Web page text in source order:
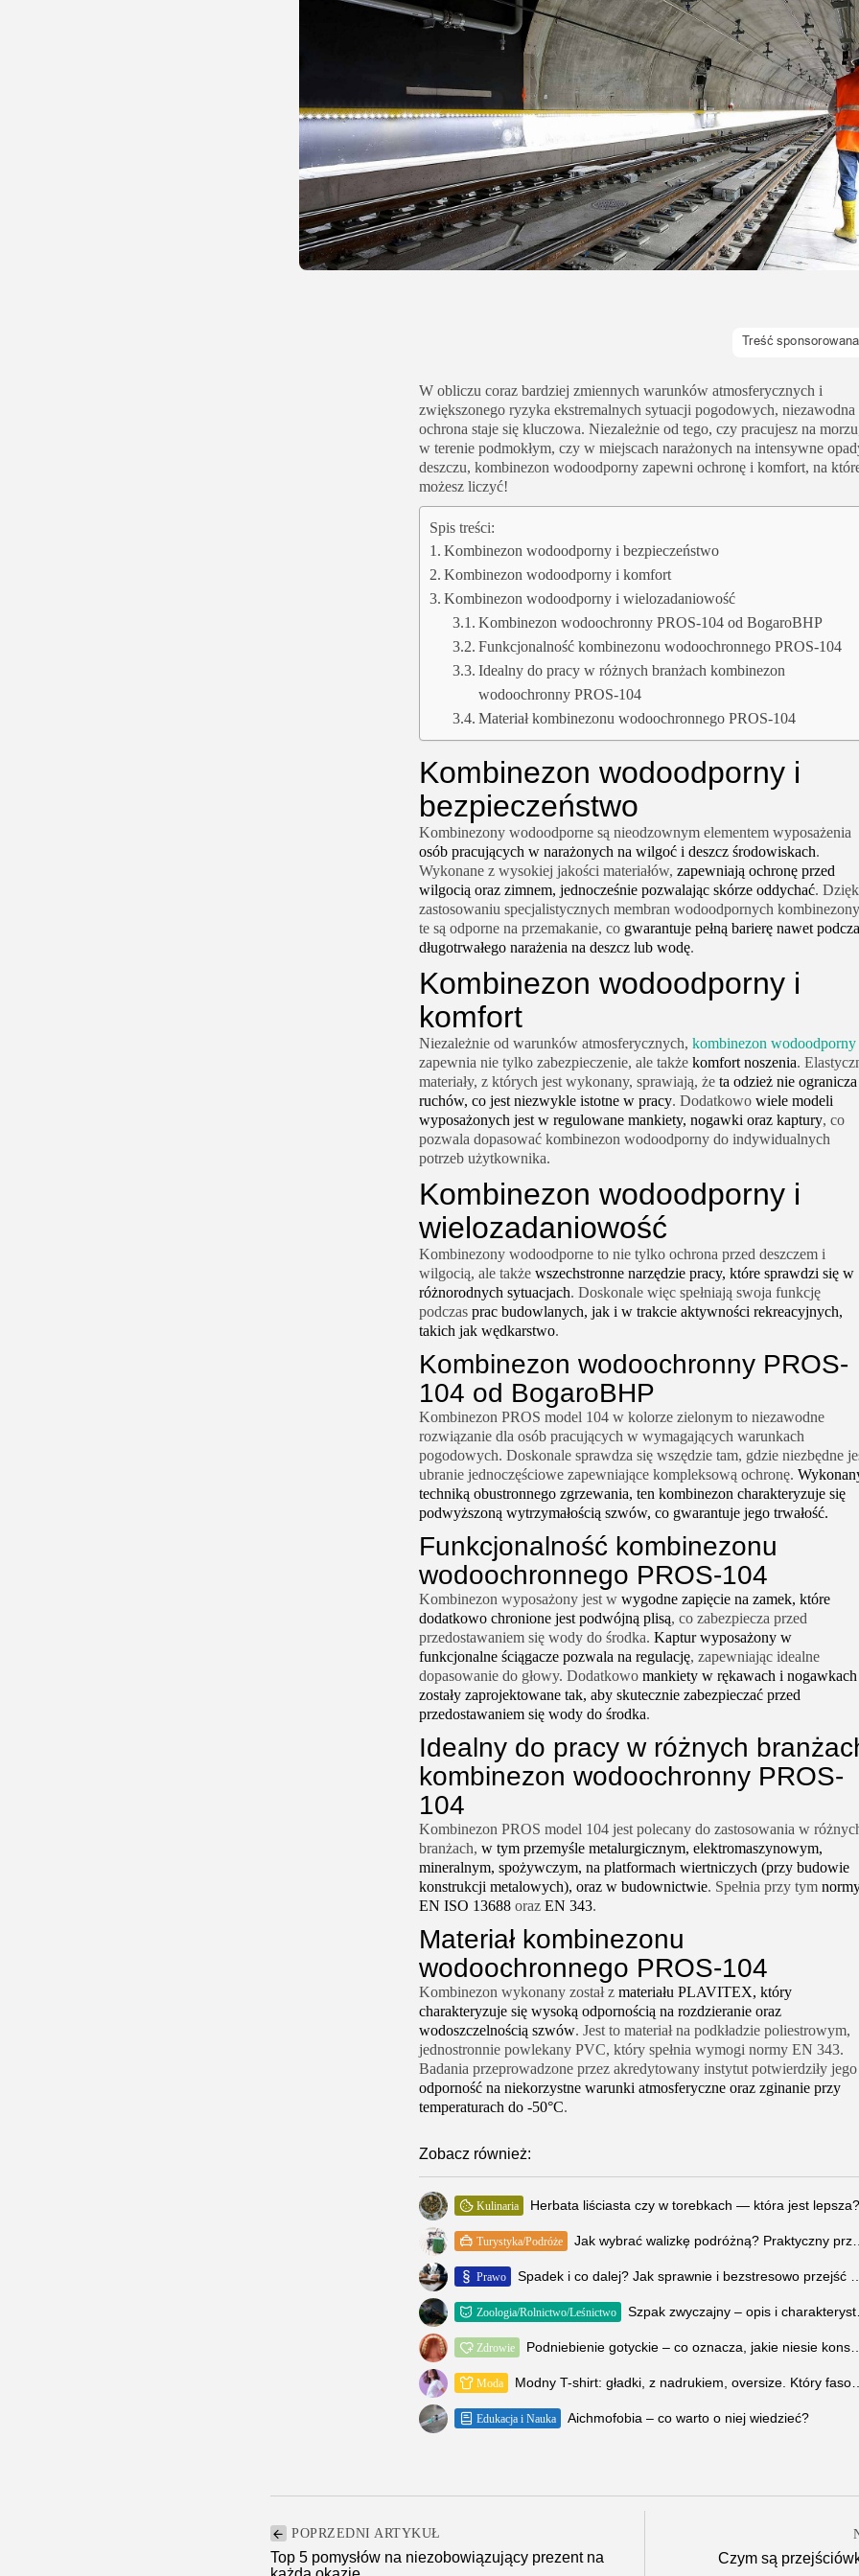
Uroda
Zakupy i opinie
Zdrowie
W obliczu coraz bardziej zmiennych warunków atmosferycznych i
zwiększonego ryzyka ekstremalnych sytuacji pogodowych, niezawodna
ochrona staje się kluczowa. Niezależnie od tego, czy pracujesz na
w terenie podmokłym, czy w miejscach narażonych na intensywne
deszczu, kombinezon wodoodporny zapewni ochronę i komfort, na
możesz liczyć!
Spis treści:
Kombinezon wodoodporny i bezpieczeństwo
Kombinezon wodoodporny i komfort
Kombinezon wodoodporny i wielozadaniowość
Kombinezon wodoochronny PROS-104 od BogaroBHP
Funkcjonalność kombinezonu wodoochronnego PROS-104
Idealny do pracy w różnych branżach kombinezon
wodoochronny PROS-104
Materiał kombinezonu wodoochronnego PROS-104
Kombinezon wodoodporny i
bezpieczeństwo
Kombinezony wodoodporne są nieodzownym elementem wyposażenia
osób pracujących w narażonych na wilgoć i deszcz środowiskach.
Wykonane z wysokiej jakości materiałów, zapewniają ochronę przed
wilgocią oraz zimnem, jednocześnie pozwalając skórze oddychać.
zastosowaniu specjalistycznych membran wodoodpornych kombinezony
te są odporne na przemakanie, co gwarantuje pełną barierę nawet
długotrwałego narażenia na deszcz lub wodę.
Kombinezon wodoodporny i
komfort
Niezależnie od warunków atmosferycznych, kombinezon wodoodporny
zapewnia nie tylko zabezpieczenie, ale także komfort noszenia.
materiały, z których jest wykonany, sprawiają, że ta odzież nie ogranicza
ruchów, co jest niezwykle istotne w pracy. Dodatkowo wiele modeli
wyposażonych jest w regulowane mankiety, nogawki oraz kaptury, co
pozwala dopasować kombinezon wodoodporny do indywidualnych
potrzeb użytkownika.
Kombinezon wodoodporny i
wielozadaniowość
Kombinezony wodoodporne to nie tylko ochrona przed deszczem i
wilgocią, ale także wszechstronne narzędzie pracy, które sprawdzi się w
różnorodnych sytuacjach. Doskonale więc spełniają swoja funkcję
podczas prac budowlanych, jak i w trakcie aktywności rekreacyjnych,
takich jak wędkarstwo.
Kombinezon wodoochronny PROS-
104 od BogaroBHP
Kombinezon PROS model 104 w kolorze zielonym to niezawodne
rozwiązanie dla osób pracujących w wymagających warunkach
pogodowych. Doskonale sprawdza się wszędzie tam, gdzie niezbędne
ubranie jednoczęściowe zapewniające kompleksową ochronę.
techniką obustronnego zgrzewania, ten kombinezon charakteryzuje się
podwyższoną wytrzymałością szwów, co gwarantuje jego trwałość.
Funkcjonalność kombinezonu
wodoochronnego PROS-104
Kombinezon wyposażony jest w wygodne zapięcie na zamek, które
dodatkowo chronione jest podwójną plisą, co zabezpiecza przed
przedostawaniem się wody do środka. Kaptur wyposażony w
funkcjonalne ściągacze pozwala na regulację, zapewniając idealne
dopasowanie do głowy. Dodatkowo mankiety w rękawach i nogawkach
zostały zaprojektowane tak, aby skutecznie zabezpieczać przed
przedostawaniem się wody do środka.
Idealny do pracy w różnych
kombinezon wodoochronny PROS-
104
Kombinezon PROS model 104 jest polecany do zastosowania w
branżach, w tym przemyśle metalurgicznym, elektromaszynowym,
mineralnym, spożywczym, na platformach wiertniczych (przy budowie
konstrukcji metalowych), oraz w budownictwie. Spełnia przy tym
EN ISO 13688 oraz EN 343.
Materiał kombinezonu
wodoochronnego PROS-104
Kombinezon wykonany został z materiału PLAVITEX, który
charakteryzuje się wysoką odpornością na rozdzieranie oraz
wodoszczelnością szwów. Jest to materiał na podkładzie poliestrowym,
jednostronnie powlekany PVC, który spełnia wymogi normy EN 343.
Badania przeprowadzone przez akredytowany instytut potwierdziły jego
odporność na niekorzystne warunki atmosferyczne oraz zginanie przy
temperaturach do -50°C.
Zobacz również:
Kulinaria Herbata liściasta czy w torebkach — która jest lepsza?
Turystyka/Podróże
Prawo
Zoologia/Rolnictwo/Leśnictwo
Zdrowie
Moda
Edukacja i Nauka Aichmofobia – co warto o niej wiedzieć?
POPRZEDNI ARTYKUŁ
Top 5 pomysłów na niezobowiązujący prezent na
Czym są